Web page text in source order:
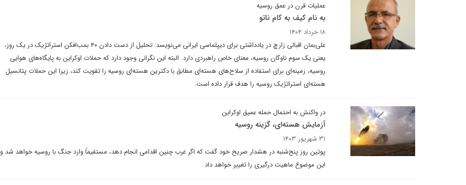
عملیات قرن در عمق روسیه
به نام کیف به کام ناتو
۱۸ خرداد ۱۴۰۴
علی‌بمان اقبالی زارچ در یادداشتی برای دیپلماسی ایرانی می‌نویسد: تحلیل از دست دادن ۴۰ بمب‌افکن استراتژیک در یک روز،
یعنی یک سوم ناوگان روسیه، معنای خاص راهبردی دارد. البته این نگرانی وجود دارد که حملات اوکراین به پایگاه‌های هوایی
روسیه، زمینه‌ای برای استفاده از سلاح‌های هسته‌ای مطابق با دکترین هسته‌ای روسیه را تقویت کند، زیرا این حملات پتانسیل
هسته‌ای استراتژیک روسیه را هدف قرار داده است.
در واکنش به احتمال حمله عمیق اوکراین
آزمایش هسته‌ای، گزینه روسیه
۳۱ شهریور ۱۴۰۳
پوتین روز پنج‌شنبه در هشدار صریح خود گفت که اگر غرب چنین اقدامی انجام دهد، مستقیماً وارد جنگ با روسیه خواهد شد و
این موضوع ماهیت درگیری را تغییر خواهد داد.